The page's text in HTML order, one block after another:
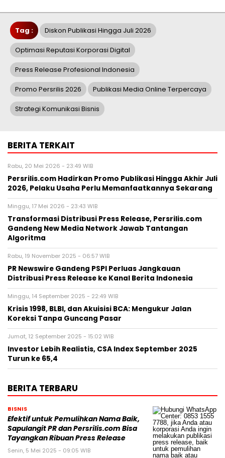
Tag : Diskon Publikasi Hingga Juli 2026
Optimasi Reputasi Korporasi Digital
Press Release Profesional Indonesia
Promo Persrilis 2026 Publikasi Media Online Terpercaya
Strategi Komunikasi Bisnis
BERITA TERKAIT
Rabu, 20 Mei 2026 - 23:49 WIB
Persrilis.com Hadirkan Promo Publikasi Hingga Akhir Juli
2026, Pelaku Usaha Perlu Memanfaatkannya Sekarang
Minggu, 17 Mei 2026 - 23:43 WIB
Transformasi Distribusi Press Release, Persrilis.com
Gandeng New Media Network Jawab Tantangan
Algoritma
Rabu, 19 November 2025 - 06:57 WIB
PR Newswire Gandeng PSPI Perluas Jangkauan
Distribusi Press Release ke Kanal Berita Indonesia
Minggu, 14 September 2025 - 22:49 WIB
Krisis 1998, BLBI, dan Akuisisi BCA: Mengukur Jalan
Koreksi Tanpa Guncang Pasar
Jumat, 12 September 2025 - 15:02 WIB
Investor Lebih Realistis, CSA Index September 2025
Turun ke 65,4
BERITA TERBARU
BISNIS
Efektif untuk Pemulihkan Nama Baik,
Sapulangit PR dan Persrilis.com Bisa
Tayangkan Ribuan Press Release
Senin, 5 Mei 2025 - 09:05 WIB